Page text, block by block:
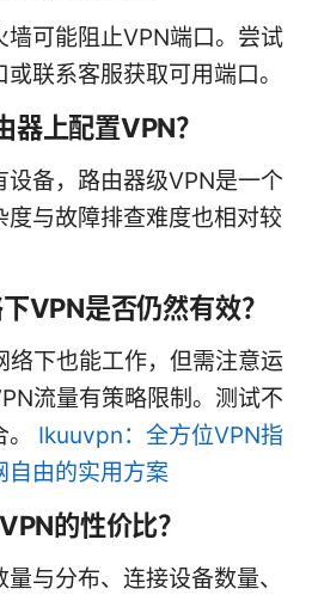
墙可能阻止VPN端口。尝试
联系客服获取可用端口。
器上配置VPN？
设备，路由器级VPN是一个
与故障排查难度也相对较
VPN是否仍然有效？
络下也能工作，但需注意运
流量有策略限制。测试不
Ikuuvpn：全方位VPN指
自由的实用方案
的性价比？
与分布、连接设备数量、